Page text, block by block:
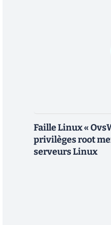
Faille Linux «
privilèges root
serveurs Linux